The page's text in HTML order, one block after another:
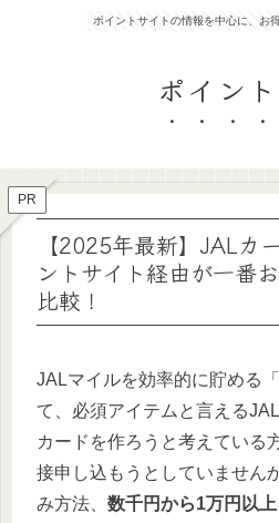
ポイントサイトの情報を中心に、お
ポイン
PR
【2025年最新】JALカ
ントサイト経由が一番
比較！
JALマイルを効率的に貯める
て、必須アイテムと言える
カードを作ろうと考えている
接申し込もうとしていません
み方法、 数千円から1万円以